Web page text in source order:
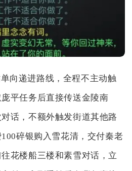
向递进路线，全程不主动触
平任务后直接传送金陵南
话，不额外触发街道其他路
碎银购入雪花清，交付秦老
花楼船三楼和素雪对话，立